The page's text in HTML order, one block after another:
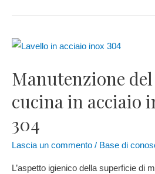
Manutenzione
cucina in acciaio
304
Lascia un commento / Base di
L’aspetto igienico della superficie di